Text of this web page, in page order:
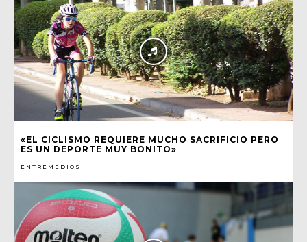
«EL CICLISMO REQUIERE MUCHO SACRIFICIO PERO
ES UN DEPORTE MUY BONITO»
ENTREMEDIOS